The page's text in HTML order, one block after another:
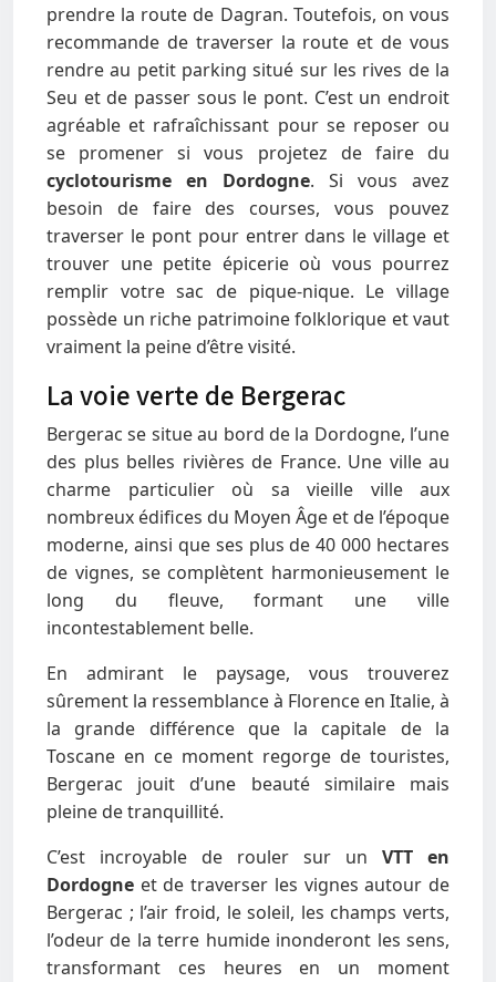
prendre la route de Dagran. Toutefois, on vous
recommande de traverser la route et de vous
rendre au petit parking situé sur les rives de la
Seu et de passer sous le pont. C’est un endroit
agréable et rafraîchissant pour se reposer ou
se promener si vous projetez de faire du
cyclotourisme en Dordogne. Si vous avez
besoin de faire des courses, vous pouvez
traverser le pont pour entrer dans le village et
trouver une petite épicerie où vous pourrez
remplir votre sac de pique-nique. Le village
possède un riche patrimoine folklorique et vaut
vraiment la peine d’être visité.
La voie verte de Bergerac
Bergerac se situe au bord de la Dordogne, l’une
des plus belles rivières de France. Une ville au
charme particulier où sa vieille ville aux
nombreux édifices du Moyen Âge et de l’époque
moderne, ainsi que ses plus de 40 000 hectares
de vignes, se complètent harmonieusement le
long du fleuve, formant une ville
incontestablement belle.
En admirant le paysage, vous trouverez
sûrement la ressemblance à Florence en Italie, à
la grande différence que la capitale de la
Toscane en ce moment regorge de touristes,
Bergerac jouit d’une beauté similaire mais
pleine de tranquillité.
C’est incroyable de rouler sur un VTT en
Dordogne et de traverser les vignes autour de
Bergerac ; l’air froid, le soleil, les champs verts,
l’odeur de la terre humide inonderont les sens,
transformant ces heures en un moment